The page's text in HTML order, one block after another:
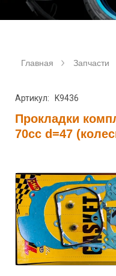
Главная Запчасти
Артикул: K9436
Прокладки
70сс d=47